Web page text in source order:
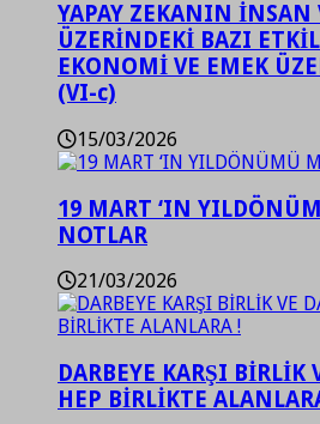
YAPAY ZEKANIN İNSAN
ÜZERİNDEKİ BAZI
EKONOMİ VE EMEK
(VI-c)
15/03/2026
19 MART ‘IN
NOTLAR
21/03/2026
DARBEYE KARŞI BİRLİK
HEP BİRLİKTE